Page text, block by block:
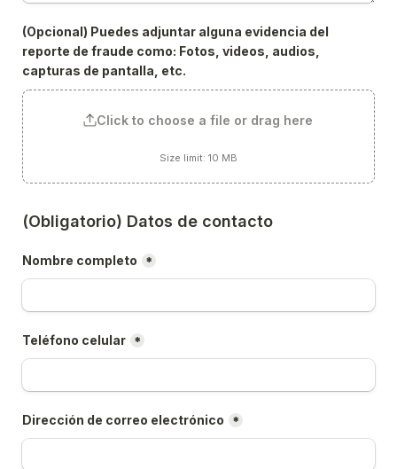
(Opcional) Puedes adjuntar alguna evidencia del
reporte de fraude como: Fotos, videos, audios,
capturas de pantalla, etc.
Click to choose a file or drag here
Size limit: 10 MB
(Obligatorio) Datos de contacto
Nombre completo *
Teléfono celular *
Dirección de correo electrónico *